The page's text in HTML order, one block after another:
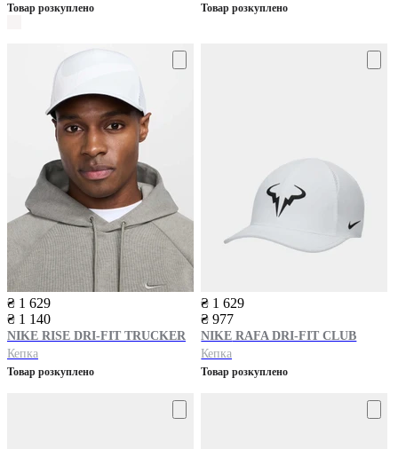
Товар розкуплено Товар розкуплено
₴ 1 629
₴ 1 140
NIKE RISE DRI-FIT TRUCKER
Кепка
Товар розкуплено
₴ 1 629
₴ 977
NIKE RAFA DRI-FIT CLUB
Кепка
Товар розкуплено